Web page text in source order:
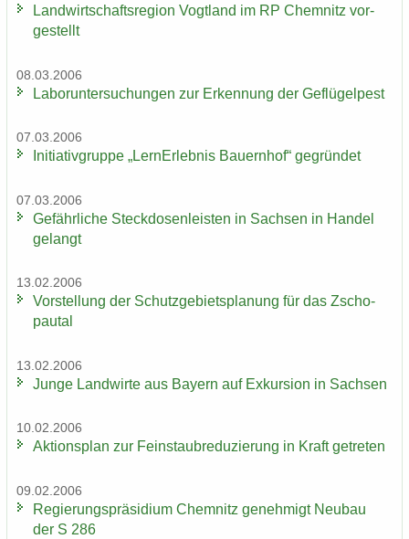
Land­wirt­schafts­re­gi­on Vogt­land im RP Chem­nitz vor­
ge­stellt
08.03.2006
La­bor­un­ter­su­chun­gen zur Er­ken­nung der Ge­flü­gel­pest
07.03.2006
In­itia­tiv­grup­pe „Lern­Erleb­nis Bau­ern­hof“ ge­grün­det
07.03.2006
Ge­fähr­li­che Steck­do­sen­leis­ten in Sach­sen in Han­del
ge­langt
13.02.2006
Vor­stel­lung der Schutz­ge­biets­pla­nung für das Zscho­
pau­tal
13.02.2006
Junge Land­wir­te aus Bay­ern auf Ex­kur­si­on in Sach­sen
10.02.2006
Ak­ti­ons­plan zur Fein­staub­re­du­zie­rung in Kraft ge­tre­ten
09.02.2006
Re­gie­rungs­prä­si­di­um Chem­nitz ge­neh­migt Neu­bau
der S 286